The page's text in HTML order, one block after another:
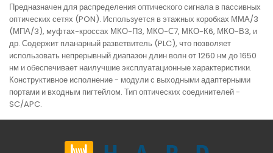
Предназначен для распределения оптического сигнала в пассивных
оптических сетях (PON). Используется в этажных коробках ММА/3
(МПА/3), муфтах-кроссах МКО-П3, МКО-С7, МКО-К6, МКО-В3, и
др. Содержит планарный разветвитель (PLC), что позволяет
использовать непрерывный диапазон длин волн от 1260 нм до 1650
нм и обеспечивает наилучшие эксплуатационные характеристики.
Конструктивное исполнение - модули с выходными адаптерными
портами и входным пигтейлом. Тип оптических соединителей -
SC/APC.